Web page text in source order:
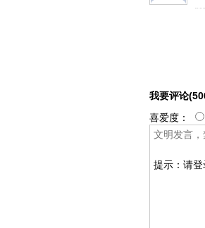
我要评论
提示：请登
喜爱度：